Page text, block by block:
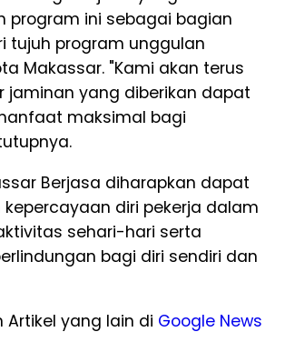
program ini sebagai bagian
tujuh program unggulan
Makassar. "Kami akan terus
jaminan yang diberikan dapat
maksimal bagi
Berjasa diharapkan dapat
diri pekerja dalam
sehari-hari serta
bagi diri sendiri dan
Artikel yang lain di Google News